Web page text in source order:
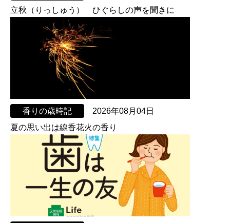
立秋（りっしゅう） ひぐらしの声を聞きに
香りの歳時記
2026年08月04日
夏の思い出は線香花火の香り